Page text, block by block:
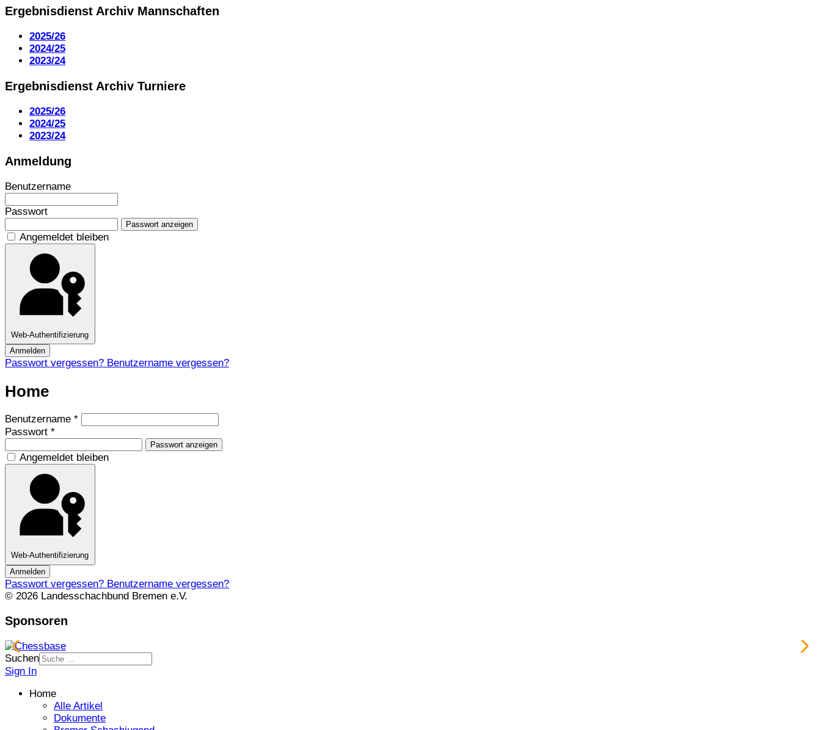
Ergebnisdienst Archiv Mannschaften
2025/26
2024/25
2023/24
Ergebnisdienst Archiv Turniere
2025/26
2024/25
2023/24
Anmeldung
Benutzername
Passwort
Passwort anzeigen
Angemeldet bleiben
Web-Authentifizierung
Anmelden
Passwort vergessen? Benutzername vergessen?
Home
Benutzername *
Passwort *
Passwort anzeigen
Angemeldet bleiben
Web-Authentifizierung
Anmelden
Passwort vergessen? Benutzername vergessen?
© 2026 Landesschachbund Bremen e.V.
Sponsoren
Suchen
Sign In
Home
Alle Artikel
Dokumente